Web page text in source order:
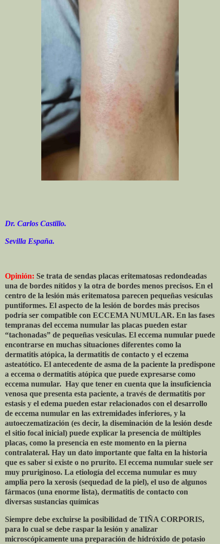
Dr. Carlos Castillo.
Sevilla España.
Opinión: Se trata de sendas placas eritematosas redondeadas
una de bordes nítidos y la otra de bordes menos precisos. En el
centro de la lesión más eritematosa parecen pequeñas vesículas
puntiformes. El aspecto de la lesión de bordes más precisos
podría ser compatible con ECCEMA NUMULAR. En las fases
tempranas del eccema numular las placas pueden estar
“tachonadas” de pequeñas vesículas. El eccema numular puede
encontrarse en muchas situaciones diferentes como la
dermatitis atópica, la dermatitis de contacto y el eczema
asteatótico. El antecedente de asma de la paciente la predispone
a eccema o dermatitis atópica que puede expresarse como
eccema numular. Hay que tener en cuenta que la insuficiencia
venosa que presenta esta paciente, a través de dermatitis por
estasis y el edema pueden estar relacionados con el desarrollo
de eccema numular en las extremidades inferiores, y la
autoeczematización (es decir, la diseminación de la lesión desde
el sitio focal inicial) puede explicar la presencia de múltiples
placas, como la presencia en este momento en la pierna
contralateral. Hay un dato importante que falta en la historia
que es saber si existe o no prurito. El eccema numular suele ser
muy pruriginoso. La etiología del eccema numular es muy
amplia pero la xerosis (sequedad de la piel), el uso de algunos
fármacos (una enorme lista), dermatitis de contacto con
diversas sustancias químicas
Siempre debe excluirse la posibilidad de TIÑA CORPORIS,
para lo cual se debe raspar la lesión y analizar
microscópicamente una preparación de hidróxido de potasio